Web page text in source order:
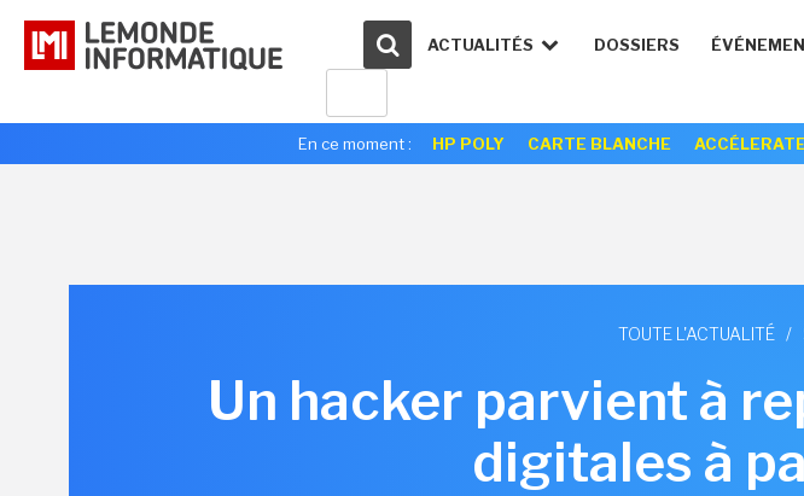
ACTUALITÉS DOSSIERS
En ce moment : HP POLY CARTE BLANCHE
TOUTE L'ACTUALITÉ /
Un hacker parvient à
digitales à